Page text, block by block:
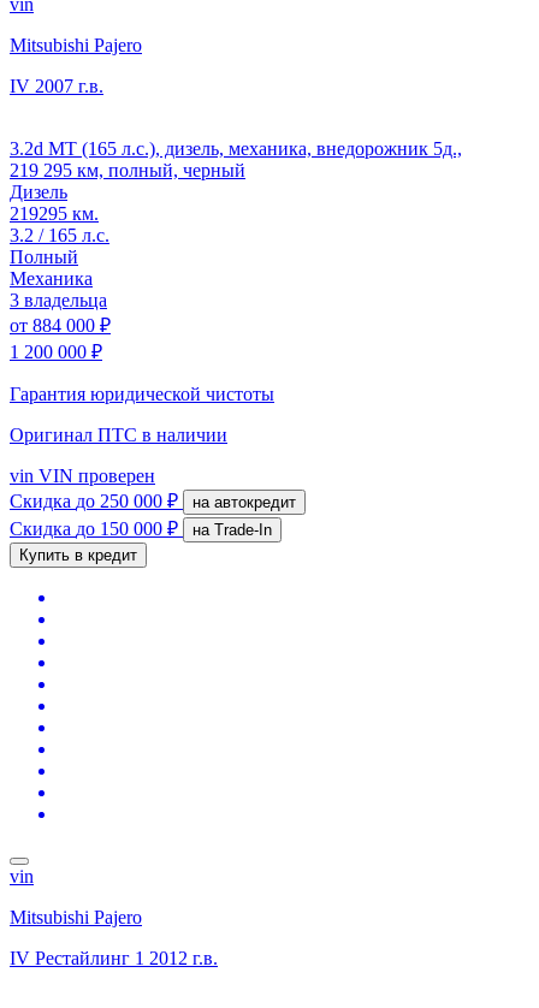
Mitsubishi Pajero
IV 2007 г.в.
3.2d MT (165 л.с.), дизель, механика, внедорожник 5д.,
219 295 км, полный, черный
Дизель
219295 км.
3.2 / 165 л.с.
Полный
Механика
3 владельца
от 884 000 ₽
1 200 000 ₽
Гарантия юридической чистоты
Оригинал ПТС в наличии
vin VIN проверен
Скидка до 250 000 ₽ на автокредит
Скидка до 150 000 ₽
на Trade-In
Купить в кредит
vin
Mitsubishi Pajero
IV Рестайлинг 1 2012 г.в.